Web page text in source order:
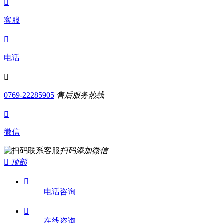
客服

电话

0769-22285905 售后服务热线

微信
扫码添加微信
 顶部

电话咨询

在线咨询